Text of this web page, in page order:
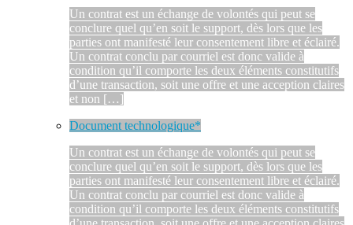
Un contrat est un échange de volontés qui peut se
conclure quel qu’en soit le support, dès lors que les
parties ont manifesté leur consentement libre et éclairé.
Un contrat conclu par courriel est donc valide à
condition qu’il comporte les deux éléments constitutifs
d’une transaction, soit une offre et une acception claires
et non […]
Document technologique*
Un contrat est un échange de volontés qui peut se
conclure quel qu’en soit le support, dès lors que les
parties ont manifesté leur consentement libre et éclairé.
Un contrat conclu par courriel est donc valide à
condition qu’il comporte les deux éléments constitutifs